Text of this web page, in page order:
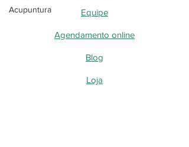
Acupuntura
Equipe
Agendamento online
Blog
Loja